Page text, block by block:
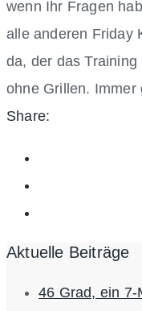
wenn Ihr Fragen
alle anderen Friday
da, der das
ohne Grillen. Immer
Share:
Aktuelle Beiträge
46 Grad, ein 7-